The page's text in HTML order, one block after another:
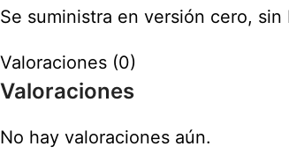
Se suministra en versión cero,
Valoraciones (0)
Valoraciones
No hay valoraciones aún.